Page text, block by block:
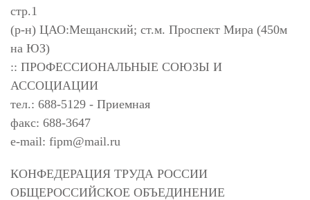
стр.1
(р-н) ЦАО:Мещанский; ст.м. Проспект Мира (450м
на ЮЗ)
:: ПРОФЕССИОНАЛЬНЫЕ СОЮЗЫ И
АССОЦИАЦИИ
тел.: 688-5129 - Приемная
факс: 688-3647
e-mail: fipm@mail.ru
КОНФЕДЕРАЦИЯ ТРУДА РОССИИ
ОБЩЕРОССИЙСКОЕ ОБЪЕДИНЕНИЕ